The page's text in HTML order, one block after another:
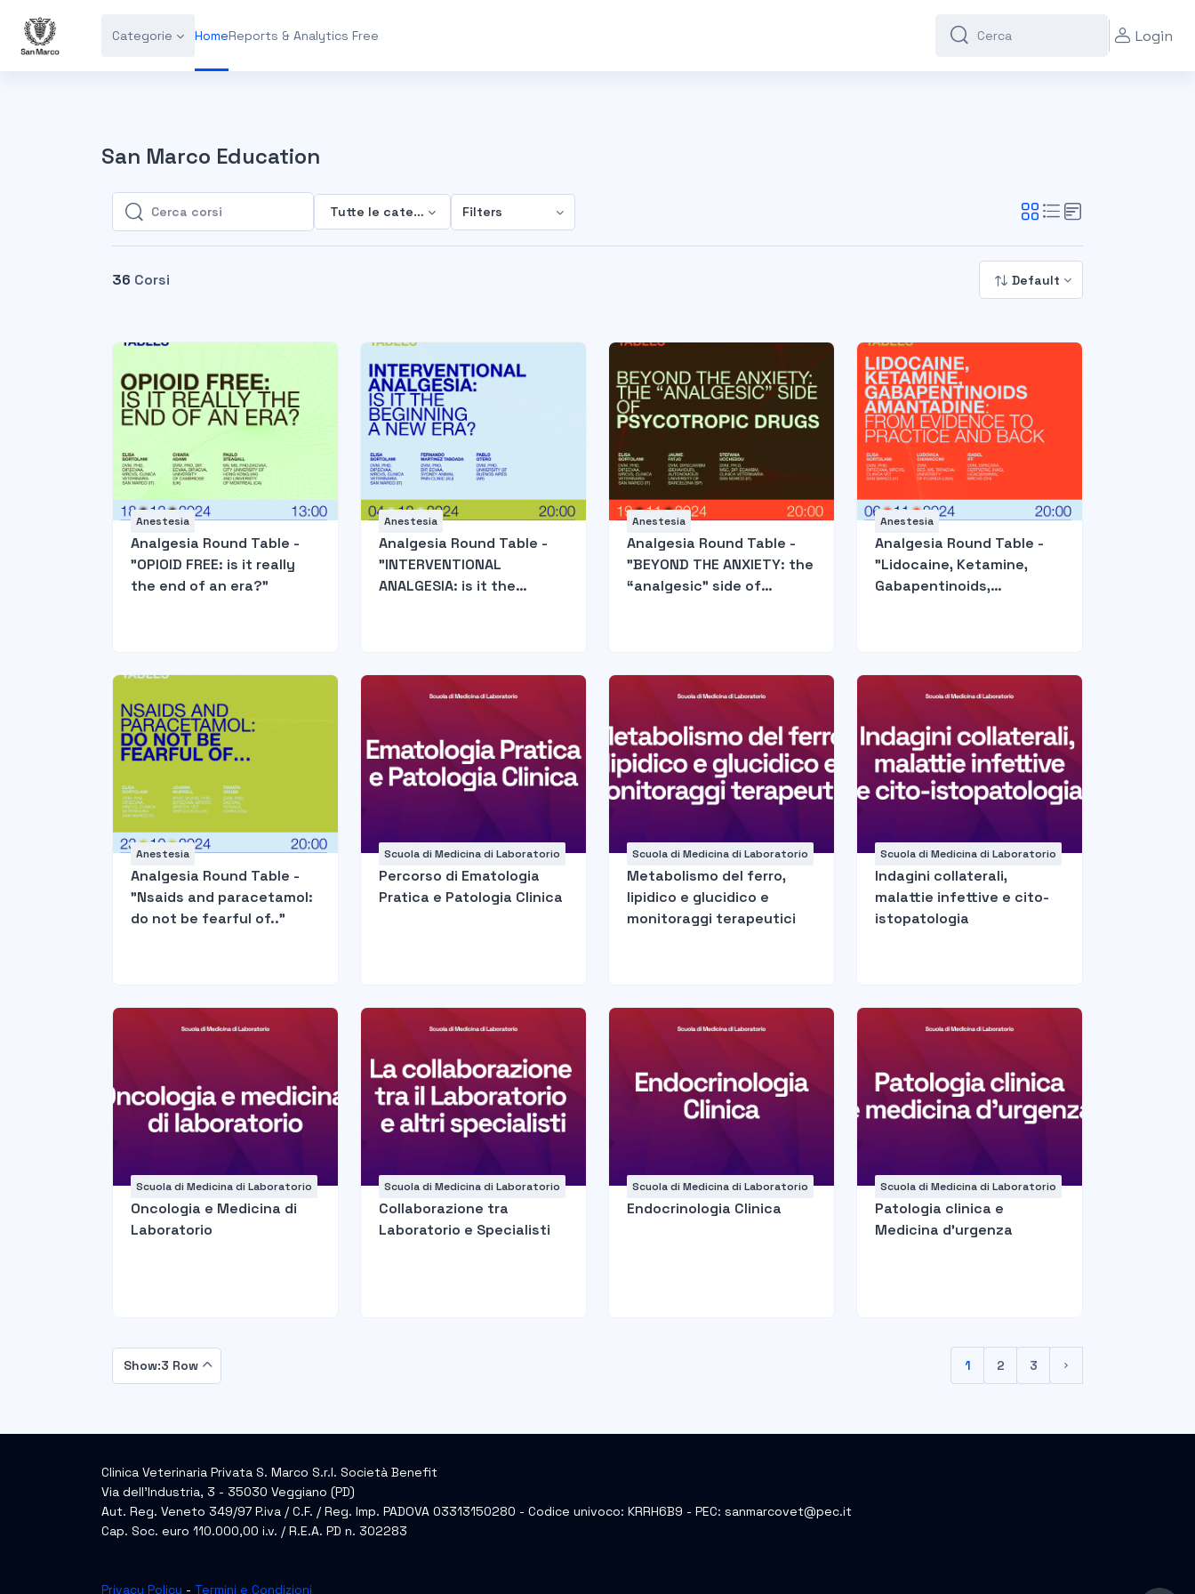
Categorie HomeReports & Analytics Free
Cerca
Cerca Login
San Marco Education
Cerca corsi
Cerca corsi
Tutte le categorie Filters
36 Corsi Default
Anestesia
Analgesia Round Table -
"OPIOID FREE: is it really
the end of an era?"
Anestesia
Analgesia Round Table -
"INTERVENTIONAL
ANALGESIA: is it the
Anestesia
Analgesia Round Table -
"BEYOND THE ANXIETY: the
“analgesic” side of
Anestesia
Analgesia Round Table -
"Lidocaine, Ketamine,
Gabapentinoids,
Anestesia
Analgesia Round Table -
"Nsaids and paracetamol:
do not be fearful of.."
Scuola di Medicina di Laboratorio
Percorso di Ematologia
Pratica e Patologia Clinica
Scuola di Medicina di Laboratorio
Metabolismo del ferro,
lipidico e glucidico e
monitoraggi terapeutici
Scuola di Medicina di Laboratorio
Indagini collaterali,
malattie infettive e cito-
istopatologia
Scuola di Medicina di Laboratorio
Oncologia e Medicina di
Laboratorio
Scuola di Medicina di Laboratorio
Collaborazione tra
Laboratorio e Specialisti
Scuola di Medicina di Laboratorio
Endocrinologia Clinica
Scuola di Medicina di Laboratorio
Patologia clinica e
Medicina d’urgenza
Show:3 Row 1
(current)
2 3
Clinica Veterinaria Privata S. Marco S.r.l. Società Benefit
Via dell’Industria, 3 - 35030 Veggiano (PD)
Aut. Reg. Veneto 349/97 P.iva / C.F. / Reg. Imp. PADOVA 03313150280 - Codice univoco: KRRH6B9 - PEC: sanmarcovet@pec.it
Cap. Soc. euro 110.000,00 i.v. / R.E.A. PD n. 302283
Privacy Policy - Termini e Condizioni